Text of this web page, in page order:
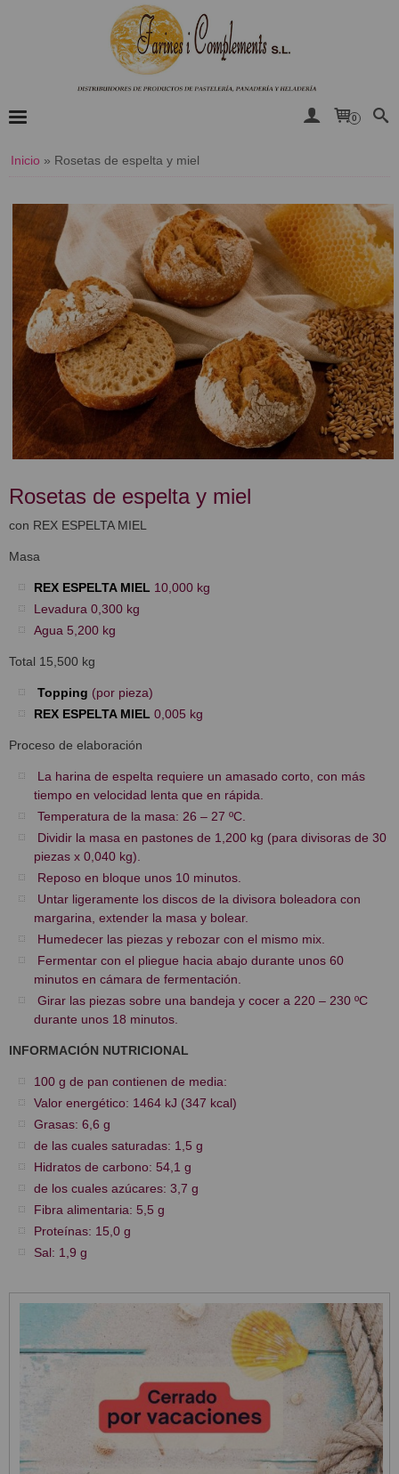
0
Inicio » ​Rosetas de espelta y miel
Rosetas de espelta y miel
con REX ESPELTA MIEL
Masa
REX ESPELTA MIEL 10,000 kg
Levadura 0,300 kg
Agua 5,200 kg
Total 15,500 kg
Topping (por pieza)
REX ESPELTA MIEL 0,005 kg
Proceso de elaboración
La harina de espelta requiere un amasado corto, con más
tiempo en velocidad lenta que en rápida.
Temperatura de la masa: 26 – 27 ºC.
Dividir la masa en pastones de 1,200 kg (para divisoras de 30
piezas x 0,040 kg).
Reposo en bloque unos 10 minutos.
Untar ligeramente los discos de la divisora boleadora con
margarina, extender la masa y bolear.
Humedecer las piezas y rebozar con el mismo mix.
Fermentar con el pliegue hacia abajo durante unos 60
minutos en cámara de fermentación.
Girar las piezas sobre una bandeja y cocer a 220 – 230 ºC
durante unos 18 minutos.
INFORMACIÓN NUTRICIONAL
100 g de pan contienen de media:
Valor energético: 1464 kJ (347 kcal)
Grasas: 6,6 g
de las cuales saturadas: 1,5 g
Hidratos de carbono: 54,1 g
de los cuales azúcares: 3,7 g
Fibra alimentaria: 5,5 g
Proteínas: 15,0 g
Sal: 1,9 g